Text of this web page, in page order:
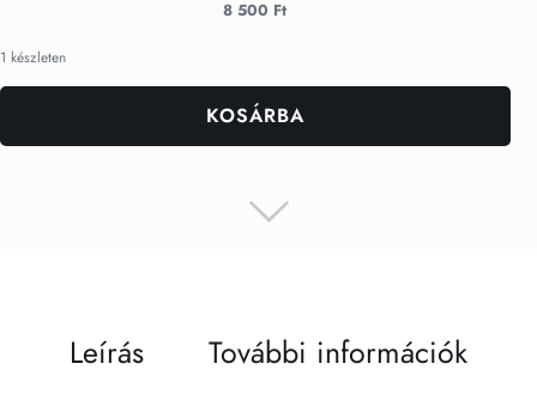
8 500 Ft
1 készleten
KOSÁRBA
Leírás
További információk